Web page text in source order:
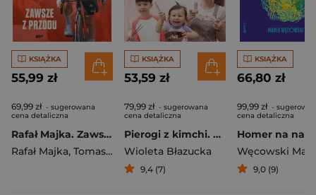
KSIĄŻKA
55,99 zł
69,99 zł - sugerowana
cena detaliczna
Rafał Majka. Zawsze z przodu. Rozmawia Tomasz Kalemba - książka z autografem
Rafał Majka, Tomasz Kalemba
KSIĄŻKA
53,59 zł
79,99 zł - sugerowana
cena detaliczna
Pierogi z kimchi. Moje ulubione azjatyckie przepisy
Wioleta Błazucka
9,4 (7)
KSIĄŻKA
66,80 zł
99,99 zł -
cena detaliczna
Węcowski
9,0 (9)